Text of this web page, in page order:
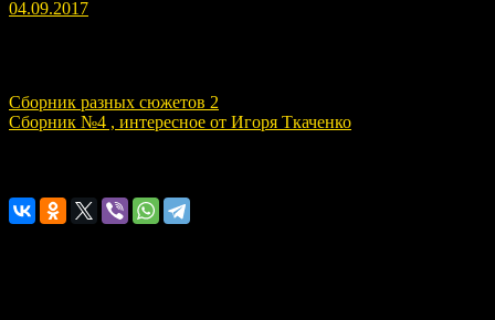
04.09.2017
Сборник разных сюжетов 2
Сборник №4 , интересное от Игоря Ткаченко